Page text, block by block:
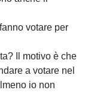
votare per
Il motivo è che
a votare nel
io non